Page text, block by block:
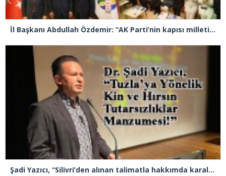
İl Başkanı Abdullah Özdemir: “AK Parti’nin kapısı milletine hizmet etmek isteyen herkese açıktır”
Şadi Yazıcı, “Silivri’den alınan talimatla hakkımda karalama kampanyası yürütülüyor”